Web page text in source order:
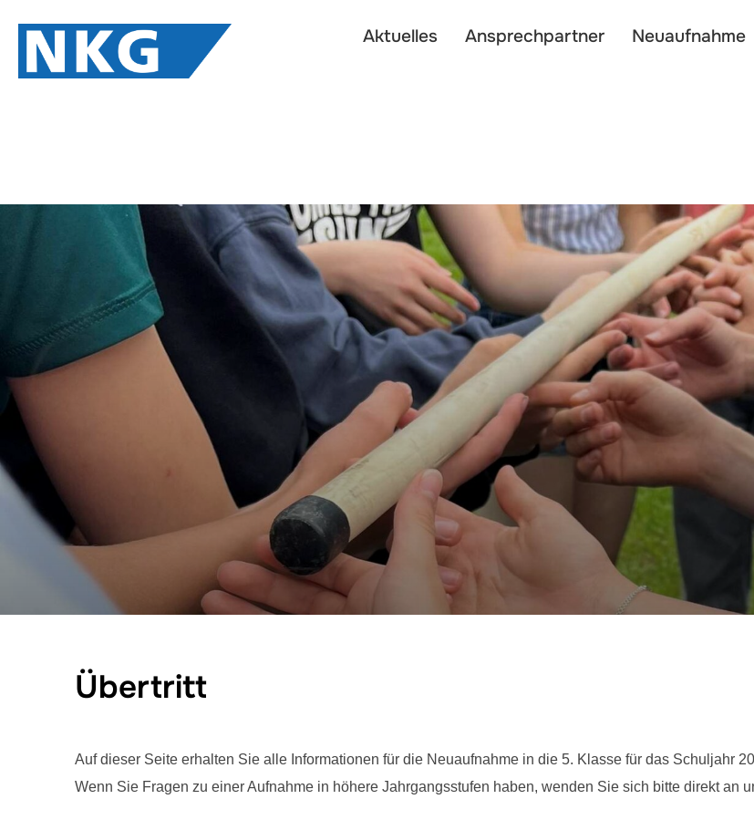
Aktuelles Ansprechpartner Neuaufnahme
Übertritt
Auf dieser Seite erhalten Sie alle Informationen für die Neuaufnahme in die 5. Klasse für das Schuljahr
Wenn Sie Fragen zu einer Aufnahme in höhere Jahrgangsstufen haben, wenden Sie sich bitte direkt an